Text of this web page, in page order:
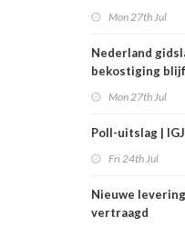
Mon 27th Jul
Nederland
bekostiging
Mon 27th Jul
Poll-uitslag |
Fri 24th Jul
Nieuwe
vertraagd